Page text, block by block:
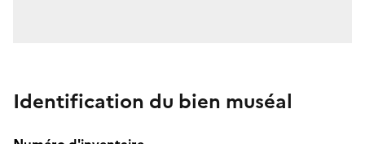
Identification du bien muséal